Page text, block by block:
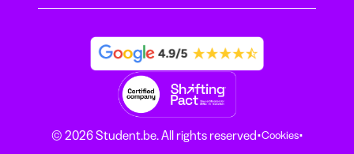
© 2026 Student.be. All rights reserved·Cookies·